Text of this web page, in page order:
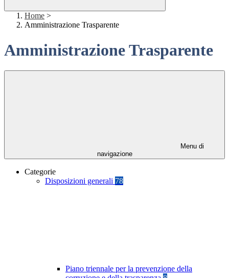
Home >
Amministrazione Trasparente
Amministrazione Trasparente
Menu di
navigazione
Categorie
Disposizioni generali 78
Piano triennale per la prevenzione della